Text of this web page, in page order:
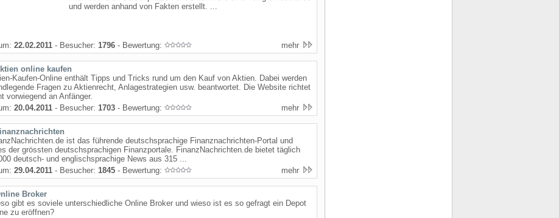
und werden anhand von Fakten erstellt. ...
22.02.2011 - Besucher: 1796 - Bewertung: mehr
online kaufen
Kaufen-Online enthält Tipps und Tricks rund um den Kauf von Aktien. Dabei werden
Fragen zu Aktienrecht, Anlagestrategien usw. beantwortet. Die Website richtet
vorwiegend an Anfänger.
20.04.2011 - Besucher: 1703 - Bewertung: mehr
ist das führende deutschsprachige Finanznachrichten-Portal und
der grössten deutschsprachigen Finanzportale. FinanzNachrichten.de bietet täglich
deutsch- und englischsprachige News aus 315 ...
29.04.2011 - Besucher: 1845 - Bewertung: mehr
Broker
gibt es soviele unterschiedliche Online Broker und wieso ist es so gefragt ein Depot
zu eröffnen?